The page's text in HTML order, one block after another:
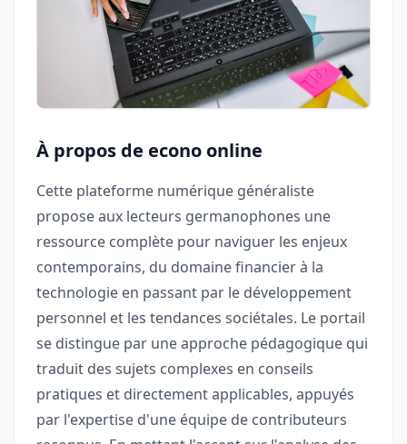
À propos de econo online
Cette plateforme numérique généraliste
propose aux lecteurs germanophones une
ressource complète pour naviguer les enjeux
contemporains, du domaine financier à la
technologie en passant par le développement
personnel et les tendances sociétales. Le portail
se distingue par une approche pédagogique qui
traduit des sujets complexes en conseils
pratiques et directement applicables, appuyés
par l'expertise d'une équipe de contributeurs